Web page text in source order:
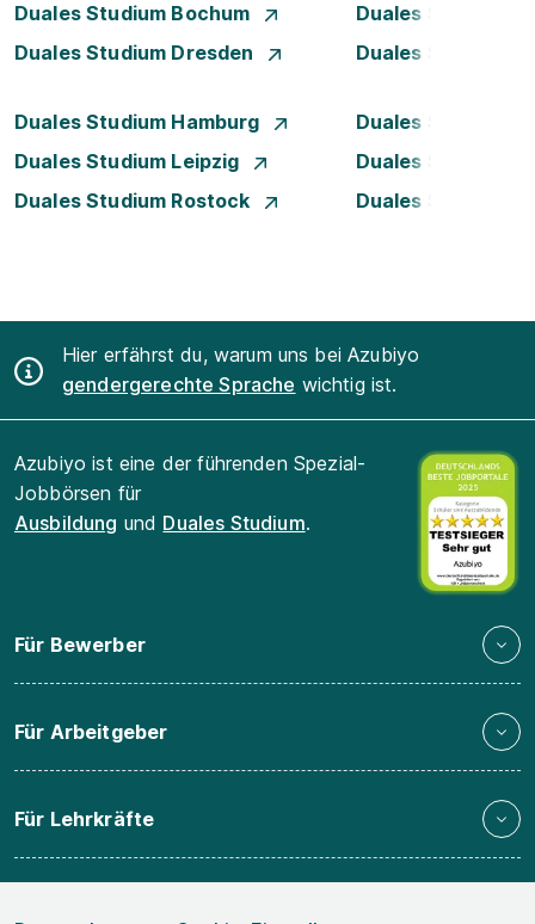
Duales Studium Bochum
Duales Studium
Duales Studium Dresden
Duales Studium
Duales Studium Hamburg
Duales Studium
Duales Studium Leipzig
Duales Studium
Duales Studium Rostock
Duales Studium
Hier erfährst du, warum uns bei Azubiyo
gendergerechte Sprache wichtig ist.
Azubiyo ist eine der führenden Spezial-
Jobbörsen für
Ausbildung und Duales Studium.
Für Bewerber
Für Arbeitgeber
Für Lehrkräfte